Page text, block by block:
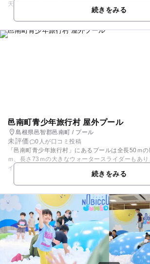
天候の心配をしないのでプール遊びを楽しめます。 また、併設のスタジオ
にはハワイアンフラ・キッズダンス・カンフーなど
やトレーニングジムがあります。プールコーナーの
打たせ湯、サンデッキもあり日光浴や食事でリラッ
対応のスロープ、点字対応、車椅子対応トイレ、盲
続きをみる
邑南町青少年旅行村 屋外プール
島根県邑智郡邑南町 / プール
未評価
0人が口コミ投稿
「邑南町青少年旅行村」にあるプールは全長50ｍ
ｍ、長さ73ｍの大きなウォータースライダーもあ
イダーは身長制限があるので、小さい子には幼児用
す。幼児プールは浮き輪がOKで深さ50㎝なので、
心。 プールサイドでは軽食や飲み物の販売もあり、プールに入ったり休憩
したりしながら1日遊べる施設です。夏の期間はア
トの開催も。
続きをみる